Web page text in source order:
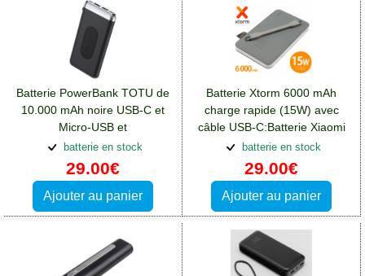
Batterie PowerBank TOTU de
10.000 mAh noire USB-C et
Micro-USB et
Induction:Batterie Xiaomi
Redmi Note 12(5G)
batterie en stock
29.00€
Ajouter au panier
Batterie Xtorm 6000 mAh
charge rapide (15W) avec
câble USB-C:Batterie Xiaomi
Redmi Note 12(5G)
batterie en stock
29.00€
Ajouter au panier